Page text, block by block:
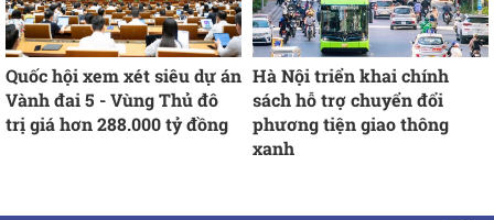
Quốc hội xem xét siêu dự án
Vành đai 5 - Vùng Thủ đô
trị giá hơn 288.000 tỷ đồng
Hà Nội triển khai chính
sách hỗ trợ chuyển đổi
phương tiện giao thông
xanh